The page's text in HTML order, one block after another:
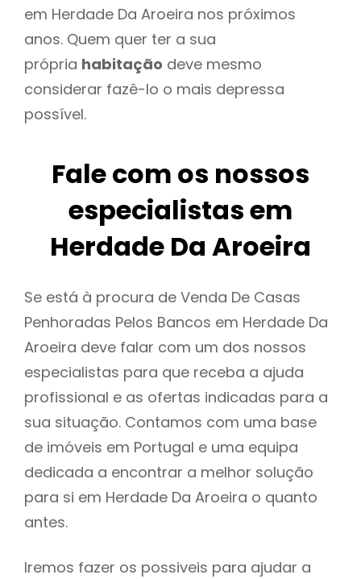
em Herdade Da Aroeira nos próximos
anos. Quem quer ter a sua
própria habitação deve mesmo
considerar fazê-lo o mais depressa
possível.
Fale com os nossos
especialistas em
Herdade Da Aroeira
Se está à procura de Venda De Casas
Penhoradas Pelos Bancos em Herdade Da
Aroeira deve falar com um dos nossos
especialistas para que receba a ajuda
profissional e as ofertas indicadas para a
sua situação. Contamos com uma base
de imóveis em Portugal e uma equipa
dedicada a encontrar a melhor solução
para si em Herdade Da Aroeira o quanto
antes.
Iremos fazer os possiveis para ajudar a